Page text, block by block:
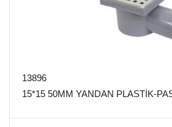
13896
15*15 50MM YANDAN PLASTİK-